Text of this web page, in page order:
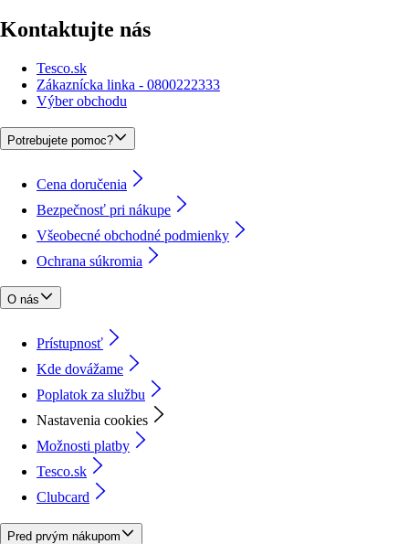
Kontaktujte nás
Tesco.sk
Zákaznícka linka - 0800222333
Výber obchodu
Potrebujete pomoc?
Cena doručenia
Bezpečnosť pri nákupe
Všeobecné obchodné podmienky
Ochrana súkromia
O nás
Prístupnosť
Kde dovážame
Poplatok za službu
Nastavenia cookies
Možnosti platby
Tesco.sk
Clubcard
Pred prvým nákupom